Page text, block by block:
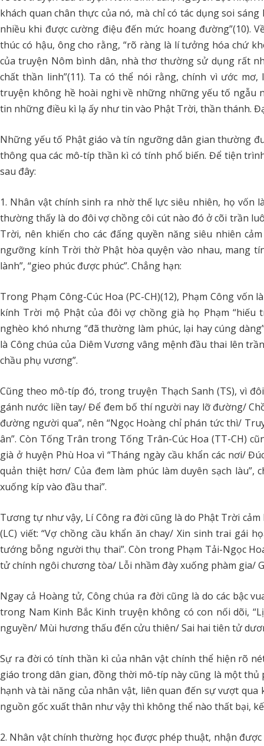
khách quan chân thực của nó, mà chỉ có tác dụng soi
nhiều khi được cường điệu đến mức hoang đường”(10).
thúc có hậu, ông cho rằng, “rõ ràng là lí tưởng hóa chứ
của truyện Nôm bình dân, nhà thơ thường sử dụng rất
chất thần linh”(11). Ta có thể nói rằng, chính vì ước
truyện không hề hoài nghi về những những yếu tố
tin những điều kì lạ ấy như tin vào Phật Trời, thần thánh.
Những yếu tố Phật giáo và tín ngưỡng dân gian thường
thông qua các mô-típ thần kì có tính phổ biến. Để tiện
sau đây:
1. Nhân vật chính sinh ra nhờ thế lực siêu nhiên, họ
thường thấy là do đôi vợ chồng côi cút nào đó ở cõi trần
Trời, nên khiến cho các đấng quyền năng siêu nhiên
ngưỡng kính Trời thờ Phật hòa quyện vào nhau, mang
lành”, “gieo phúc được phúc”. Chẳng hạn:
Trong Phạm Công-Cúc Hoa (PC-CH)(12), Phạm Công
kính Trời mộ Phật của đôi vợ chồng già họ Phạm
nghèo khó nhưng “đã thường làm phúc, lại hay cúng
là Công chúa của Diêm Vương vâng mệnh đầu thai lên
chầu phụ vương”.
Cũng theo mô-típ đó, trong truyện Thạch Sanh (TS), vì
gánh nước liền tay/ Để đem bố thí người nay lỡ đường/
đường người qua”, nên “Ngọc Hoàng chỉ phán tức thì/
ân”. Còn Tống Trân trong Tống Trân-Cúc Hoa (TT-CH)
già ở huyện Phù Hoa vì “Tháng ngày cầu khẩn các nơi/
quản thiệt hơn/ Của đem làm phúc làm duyên sạch
xuống kíp vào đầu thai”.
Tương tự như vậy, Lí Công ra đời cũng là do Phật Trời
(LC) viết: “Vợ chồng cầu khẩn ăn chay/ Xin sinh trai gái
tướng bỗng người thụ thai”. Còn trong Phạm Tải-Ngọc
tử chính ngôi chương tòa/ Lỗi nhầm đày xuống phàm gia/
Ngay cả Hoàng tử, Công chúa ra đời cũng là do các bậc
trong Nam Kinh Bắc Kinh truyện không có con nối dõi,
nguyền/ Mùi hương thấu đến cửu thiên/ Sai hai tiên tử
Sự ra đời có tính thần kì của nhân vật chính thể hiện rõ
giáo trong dân gian, đồng thời mô-típ này cũng là một
hạnh và tài năng của nhân vật, liên quan đến sự vượt
nguồn gốc xuất thân như vậy thì không thể nào thất bại,
2. Nhân vật chính thường học được phép thuật, nhận